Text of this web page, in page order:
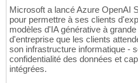
Microsoft a lancé Azure OpenAI
pour permettre à ses clients
modèles d'IA générative à
d'entreprise que les clients
son infrastructure informatique -
confidentialité des données et
intégrées.